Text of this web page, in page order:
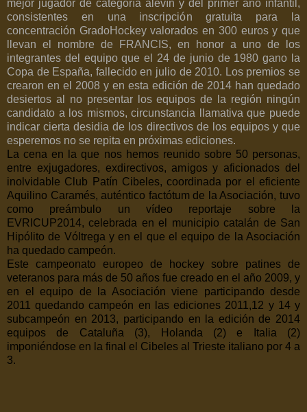
mejor jugador de categoría alevín y del primer año infantil,
consistentes en una inscripción gratuita para la
concentración GradoHockey valorados en 300 euros y que
llevan el nombre de FRANCIS, en honor a uno de los
integrantes del equipo que el 24 de junio de 1980 gano la
Copa de España, fallecido en julio de 2010. Los premios se
crearon en el 2008 y en esta edición de 2014 han quedado
desiertos al no presentar los equipos de la región ningún
candidato a los mismos, circunstancia llamativa que puede
indicar cierta desidia de los directivos de los equipos y que
esperemos no se repita en próximas ediciones.
La cena en la que nos hemos reunido sobre 50 personas,
entre exjugadores, exdirectivos, amigos y aficionados del
inolvidable Club Patín Cibeles, coordinada por el eficiente
Aquilino Caramés, auténtico factótum de la Asociación, tuvo
como preámbulo un vídeo reportaje sobre la
EVRICUP2014, celebrada en el municipio catalán de San
Hipólito de Vóltrega y en el que el equipo de la Asociación
ha quedado campeón.
Este campeonato europeo de hockey sobre patines de
veteranos para más de 50 años fue creado en el año 2009, y
en el equipo de la Asociación viene participando desde
2011 quedando campeón en las ediciones 2011,12 y 14 y
subcampeón en 2013, participando en la edición de 2014
equipos de Cataluña (3), Holanda (2) e Italia (2)
imponiéndose en la final el Cibeles al Trieste italiano por 4 a
3.